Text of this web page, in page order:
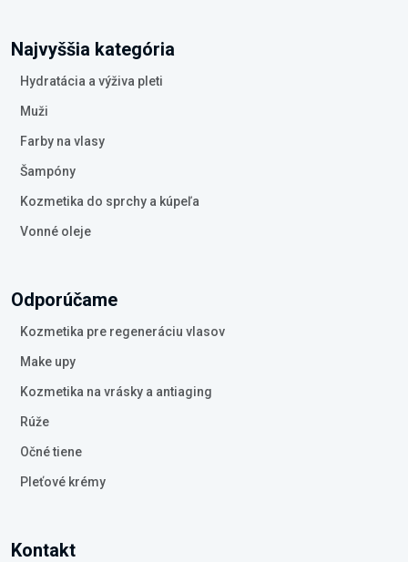
Najvyššia kategória
Hydratácia a výživa pleti
Muži
Farby na vlasy
Šampóny
Kozmetika do sprchy a kúpeľa
Vonné oleje
Odporúčame
Kozmetika pre regeneráciu vlasov
Make upy
Kozmetika na vrásky a antiaging
Rúže
Očné tiene
Pleťové krémy
Kontakt